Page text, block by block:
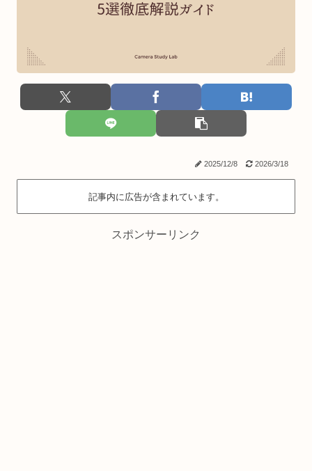
2025/12/8 2026/3/18
記事内に広告が含まれています。
スポンサーリンク